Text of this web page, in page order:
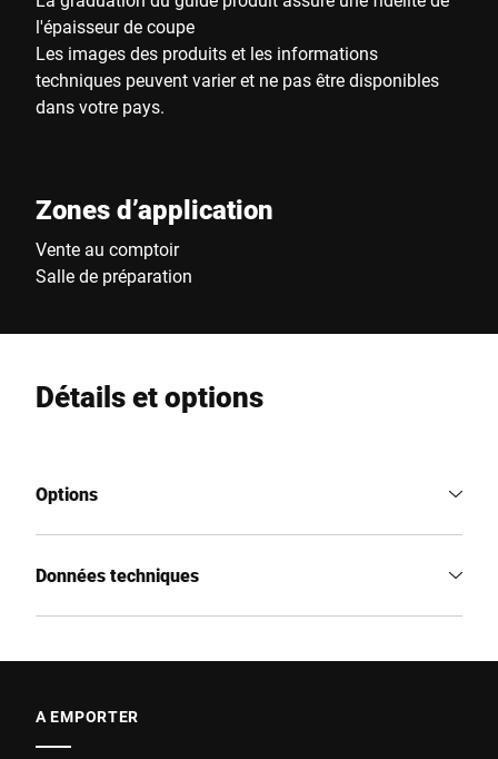
l'épaisseur de coupe
Les images des produits et les informations
techniques peuvent varier et ne pas être disponibles
dans votre pays.
Zones d’application
Vente au comptoir
Salle de préparation
Détails et options
Options
Données techniques
A EMPORTER